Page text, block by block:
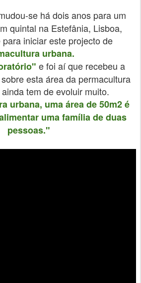
se há dois anos para um
quintal na Estefânia, Lisboa,
iniciar este projecto de
urbana.
e foi aí que recebeu a
esta área da permacultura
tem de evoluir muito.
urbana, uma área de 50m2 é
uma família de duas
pessoas."